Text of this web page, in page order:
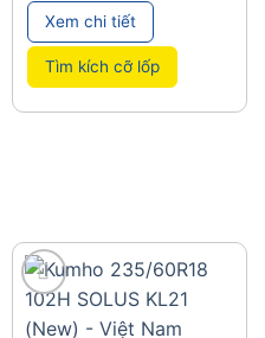
Xem chi tiết
Tìm kích cỡ lốp
add